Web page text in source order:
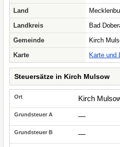
Land
Landkreis
Bad
Gemeinde
Kirch
Karte
Karte und
Steuersätze in Kirch Mulsow
Kirch
—
—